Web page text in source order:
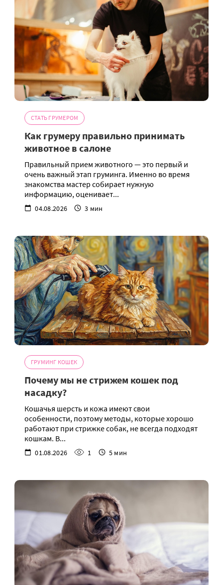
СТАТЬ ГРУМЕРОМ
Как грумеру правильно принимать
животное в салоне
Правильный прием животного — это первый и
очень важный этап груминга. Именно во время
знакомства мастер собирает нужную
информацию, оценивает...
04.08.2026 3 мин
ГРУМИНГ КОШЕК
Почему мы не стрижем кошек под
насадку?
Кошачья шерсть и кожа имеют свои
особенности, поэтому методы, которые хорошо
работают при стрижке собак, не всегда подходят
кошкам. В...
01.08.2026 1 5 мин